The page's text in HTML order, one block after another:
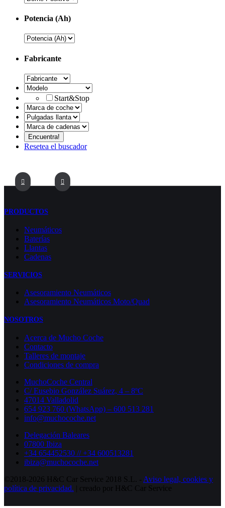
Potencia (Ah)
Fabricante
Start&Stop
Resetea el buscador
PRODUCTOS
Neumáticos
Baterías
Llantas
Cadenas
SERVICIOS
Asesoramiento Neumáticos
Asesoramiento Neumáticos Moto/Quad
NOSOTROS
Acerca de Mucho Coche
Contacto
Talleres de montaje
Condiciones de compra
MuchoCoche Central
C/ Eusebio González Suárez, 4 – 8ºC
47014 Valladolid
654 923 760 (WhatsApp) – 600 513 281
info@muchocoche.net
Delegación Baleares
07800 Ibiza
+34 654452530 // +34 600513281
ibiza@muchocoche.net
©2018-2026 H&C Car Service 2018 S.L. - Aviso legal, cookies y
política de privacidad. | creado por H&C Car Service